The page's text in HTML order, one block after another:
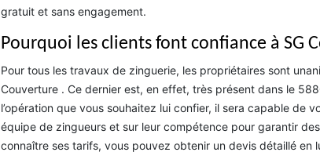
gratuit et sans engagement.
Pourquoi les clients font confiance à SG
Pour tous les travaux de zinguerie, les propriétaires sont
Couverture . Ce dernier est, en effet, très présent dans le
l’opération que vous souhaitez lui confier, il sera capable de
équipe de zingueurs et sur leur compétence pour garantir
connaître ses tarifs, vous pouvez obtenir un devis détaillé en